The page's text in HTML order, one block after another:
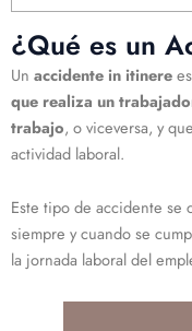
¿Qué es un
Un accidente in itinere
que realiza un
trabajo, o viceversa, y
actividad laboral.
Este tipo de accidente se
siempre y cuando se
la jornada laboral del